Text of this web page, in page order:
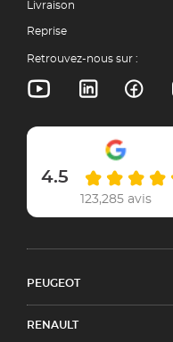
Livraison
Reprise
Retrouvez-nous sur :
4.5
123,285 avis
PEUGEOT
RENAULT